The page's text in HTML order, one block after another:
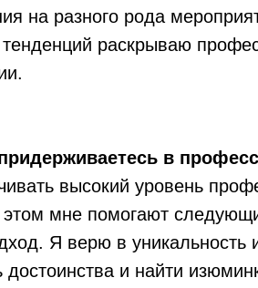
на разного рода
раскрываю
в
высокий уровень
этом мне помогают
Я верю в уникальность
достоинства и найти